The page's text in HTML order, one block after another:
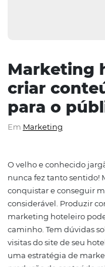
para o
Marketing
O velho e conhecido
nunca fez tanto
conquistar e